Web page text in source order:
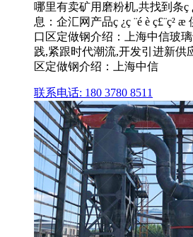
哪里有卖矿用磨粉机,共找到条ç
息：企汇网产品ç ¿ç ¨é è ç£¨ç²
口区定做钢介绍：上海中信玻
践,紧跟时代潮流,开发引进新
区定做钢介绍：上海中信
联系电话: 180 3780 8511